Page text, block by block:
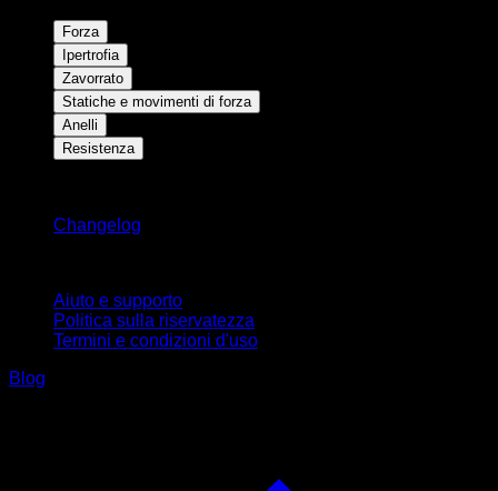
Forza
Ipertrofia
Zavorrato
Statiche e movimenti di forza
Anelli
Resistenza
Changelog
Aiuto e supporto
Politica sulla riservatezza
Termini e condizioni d'uso
Blog